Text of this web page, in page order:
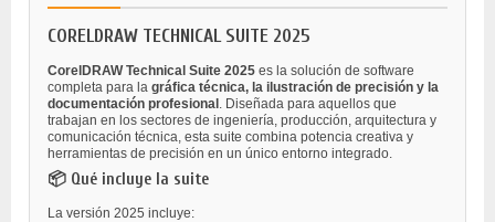
CORELDRAW TECHNICAL SUITE 2025
CorelDRAW Technical Suite 2025 es la solución de software
completa para la gráfica técnica, la ilustración de precisión y la
documentación profesional . Diseñada para aquellos que
trabajan en los sectores de ingeniería, producción, arquitectura y
comunicación técnica, esta suite combina potencia creativa y
herramientas de precisión en un único entorno integrado.
📦 Qué incluye la suite
La versión 2025 incluye: